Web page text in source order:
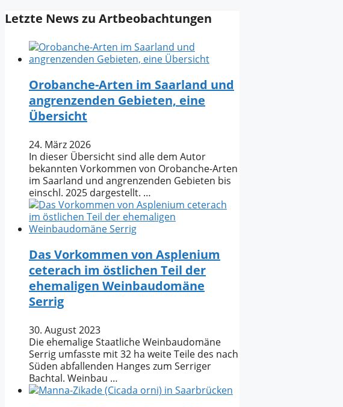
Letzte News zu Artbeobachtungen
Orobanche-Arten im Saarland und
angrenzenden Gebieten, eine
Übersicht
24. März 2026
In dieser Übersicht sind alle dem Autor
bekannten Vorkommen von Orobanche-Arten
im Saarland und angrenzenden Gebieten bis
einschl. 2025 dargestellt. …
Das Vorkommen von Asplenium
ceterach im östlichen Teil der
ehemaligen Weinbaudomäne
Serrig
30. August 2023
Die ehemalige Staatliche Weinbaudomäne
Serrig umfasste mit 32 ha weite Teile des nach
Süden abfallenden Hanges zum Serriger
Bachtal. Weinbau …